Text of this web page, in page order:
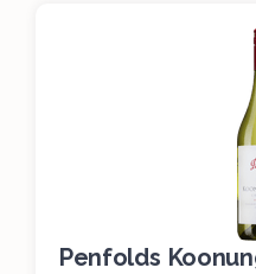
Penfolds